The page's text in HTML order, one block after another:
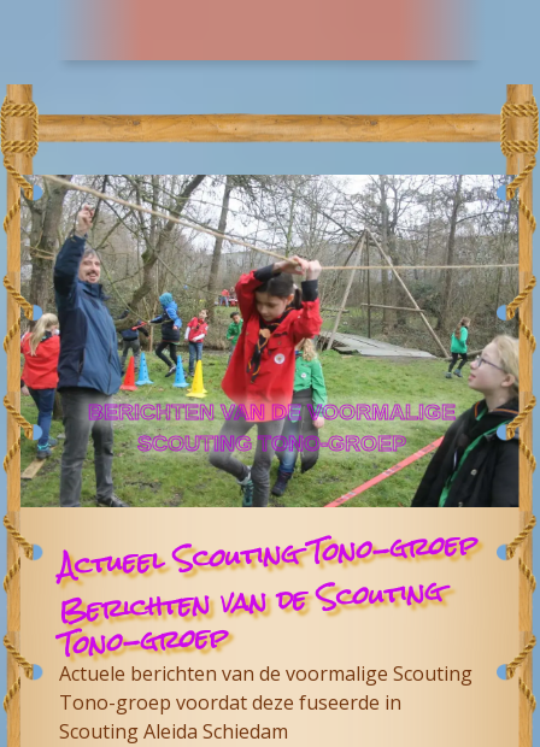
BERICHTEN VAN DE VOORMALIGE
SCOUTING TONO-GROEP
Actueel Scouting Tono-groep
Berichten van de Scouting
Tono-groep
Actuele berichten van de voormalige Scouting
Tono-groep voordat deze fuseerde in
Scouting Aleida Schiedam